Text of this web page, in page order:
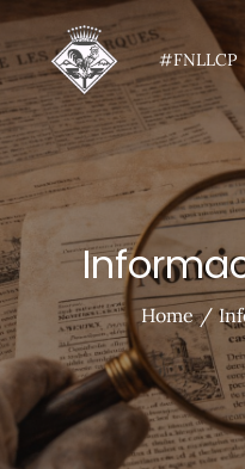
Skip
to
content
#FNLLCP
Home